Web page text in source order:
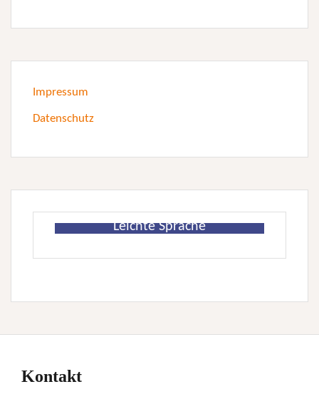
Impressum
Datenschutz
Leichte Sprache
Kontakt